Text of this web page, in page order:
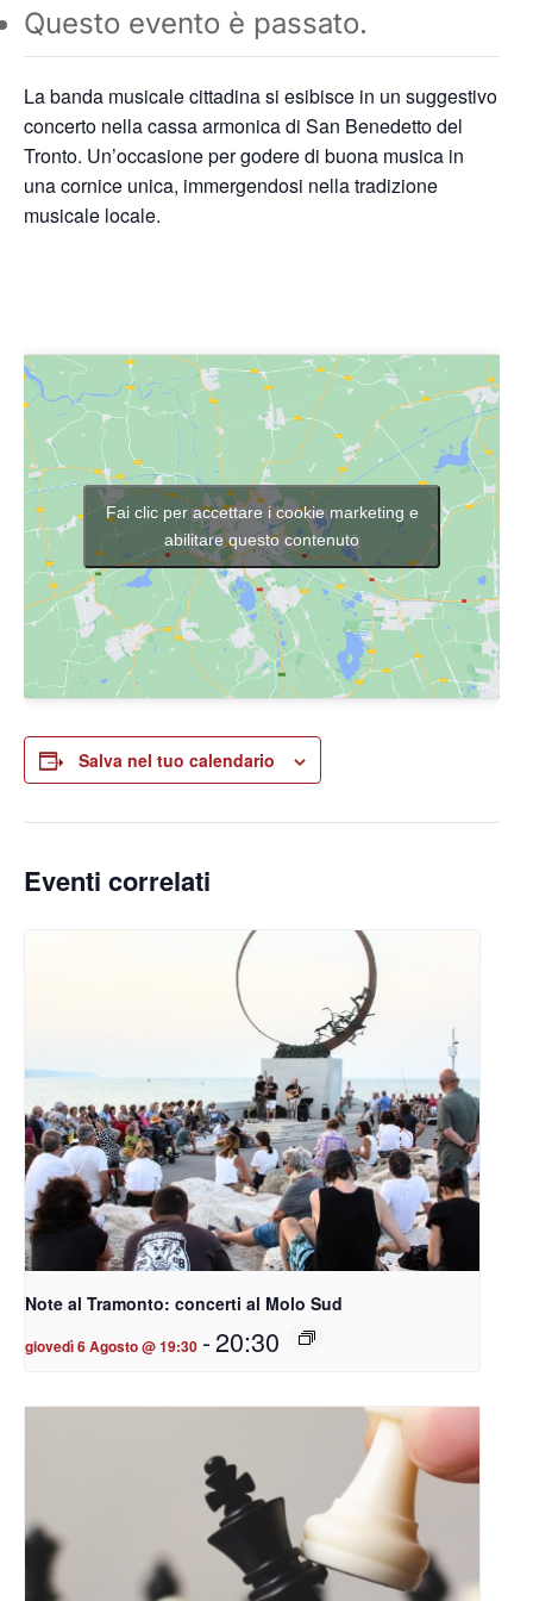
Questo evento è passato.
La banda musicale cittadina si esibisce in un suggestivo
concerto nella cassa armonica di San Benedetto del
Tronto. Un’occasione per godere di buona musica in
una cornice unica, immergendosi nella tradizione
musicale locale.
Fai clic per accettare i cookie marketing e
abilitare questo contenuto
Salva nel tuo calendario
Eventi correlati
Note al Tramonto: concerti al Molo Sud
giovedì 6 Agosto @ 19:30 -20:30